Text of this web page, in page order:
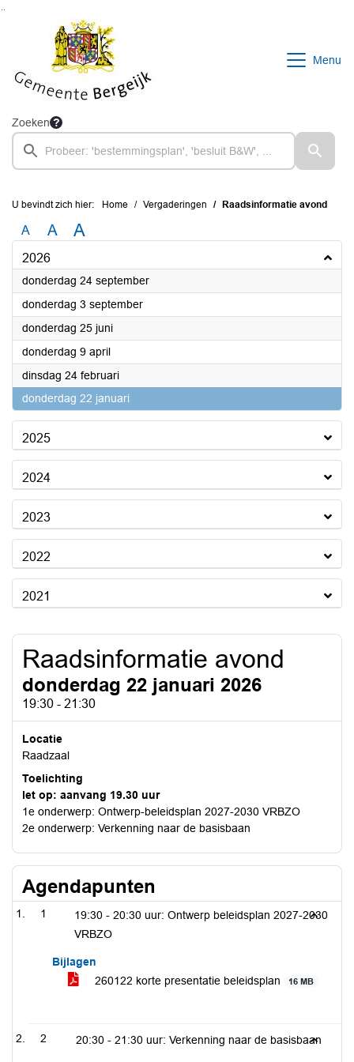
Ga naar de inhoud van deze pagina
Ga naar het zoeken
Menu
Zoeken
U bevindt zich hier: Home Vergaderingen Raadsinformatie avond
A A A
2026
donderdag 24 september2026
donderdag 3 september2026
donderdag 25 juni2026
donderdag 9 april2026
dinsdag 24 februari2026
donderdag 22 januari
2025
2024
2023
2022
2021
Raadsinformatie avond
donderdag 22 januari 2026
19:30 - 21:30
Locatie
Raadzaal
Toelichting
let op: aanvang 19.30 uur
1e onderwerp: Ontwerp-beleidsplan 2027-2030 VRBZO
2e onderwerp: Verkenning naar de basisbaan
Agendapunten
1
19:30 - 20:30 uur: Ontwerp beleidsplan 2027-2030
VRBZO
Bijlagen
260122 korte presentatie beleidsplan
16 MB
2 20:30 - 21:30 uur: Verkenning naar de basisbaan